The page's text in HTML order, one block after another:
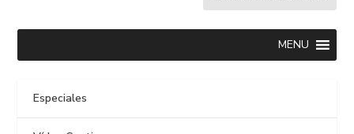
MENU
Especiales